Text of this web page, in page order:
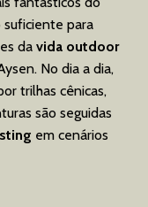
para
da vida outdoor
No dia a dia,
trilhas cênicas,
são seguidas
em cenários